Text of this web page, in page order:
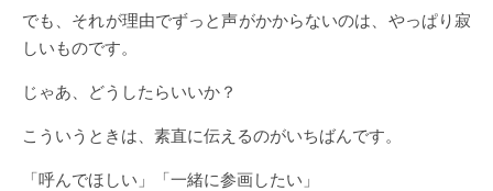
でも、それが理由でずっと声がかからないのは、やっぱり寂
しいものです。
じゃあ、どうしたらいいか？
こういうときは、素直に伝えるのがいちばんです。
「呼んでほしい」「一緒に参画したい」